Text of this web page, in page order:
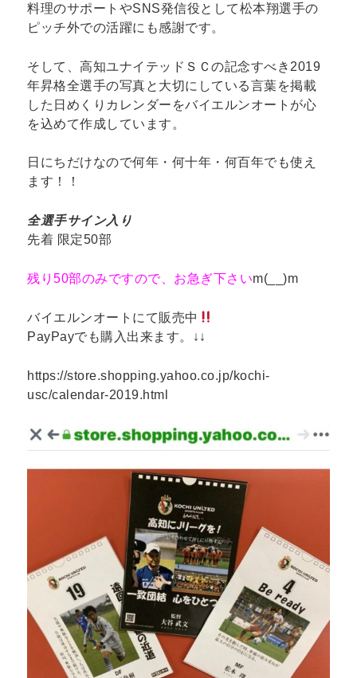
料理のサポートやSNS発信役として松本翔選手の
ピッチ外での活躍にも感謝です。
そして、高知ユナイテッドＳＣの記念すべき2019
年昇格全選手の写真と大切にしている言葉を掲載
した日めくりカレンダーをバイエルンオートが心
を込めて作成しています。
日にちだけなので何年・何十年・何百年でも使え
ます！！
全選手サイン入り
先着 限定50部
残り50部のみですので、お急ぎ下さいm(__)m
バイエルンオートにて販売中
PayPayでも購入出来ます。↓↓
https://store.shopping.yahoo.co.jp/kochi-
usc/calendar-2019.html